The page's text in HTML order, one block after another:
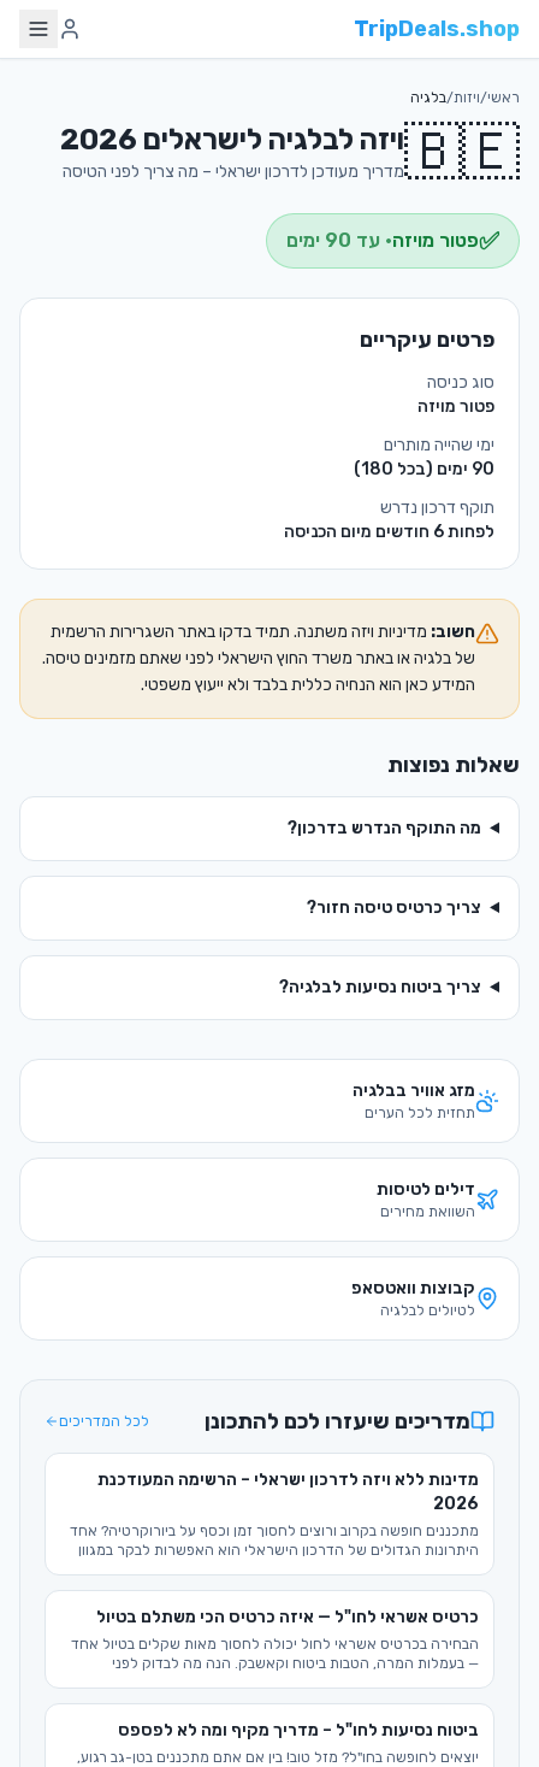
TripDeals.shop
ראשי/ויזות/בלגיה
🇧🇪ויזה לבלגיה לישראלים 2026
מדריך מעודכן לדרכון ישראלי – מה צריך לפני הטיסה
✅פטור מויזה· עד 90 ימים
פרטים עיקריים
סוג כניסה
פטור מויזה
ימי שהייה מותרים
90 ימים (בכל 180)
תוקף דרכון נדרש
לפחות 6 חודשים מיום הכניסה
חשוב: מדיניות ויזה משתנה. תמיד בדקו באתר השגרירות הרשמית
שלבלגיהאו באתר משרד החוץ הישראלי לפני שאתם מזמינים טיסה.
המידע כאן הוא הנחיה כללית בלבד ולא ייעוץ משפטי.
שאלות נפוצות
מה התוקף הנדרש בדרכון?
צריך כרטיס טיסה חזור?
צריך ביטוח נסיעות לבלגיה?
מזג אוויר בבלגיה
תחזית לכל הערים
דילים לטיסות
השוואת מחירים
קבוצות וואטסאפ
לטיולים לבלגיה
מדריכים שיעזרו לכם להתכונן לכל המדריכים
מדינות ללא ויזה לדרכון ישראלי – הרשימה המעודכנת
2026
מתכננים חופשה בקרוב ורוצים לחסוך זמן וכסף על ביורוקרטיה? אחד
היתרונות הגדולים של הדרכון הישראלי הוא האפשרות לבקר במגוון
ומהיר יותר. במדריך המקיף הזה לשנת 2026, נצלול יחד לרשימה
המלאה של היעדים הפתוחים בפנינו, ונספק טיפים חיוניים לטיול
מוצלח.
כרטיס אשראי לחו"ל — איזה כרטיס הכי משתלם בטיול
הבחירה בכרטיס אשראי לחול יכולה לחסוך מאות שקלים בטיול אחד
— בעמלות המרה, הטבות ביטוח וקאשבק. הנה מה לבדוק לפני
ביטוח נסיעות לחו"ל – מדריך מקיף ומה לא לפספס
יוצאים לחופשה בחו"ל? מזל טוב! בין אם אתם מתכננים בטן-גב רגוע,